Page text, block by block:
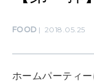
FOOD 2018.05.25
ホームパーティ